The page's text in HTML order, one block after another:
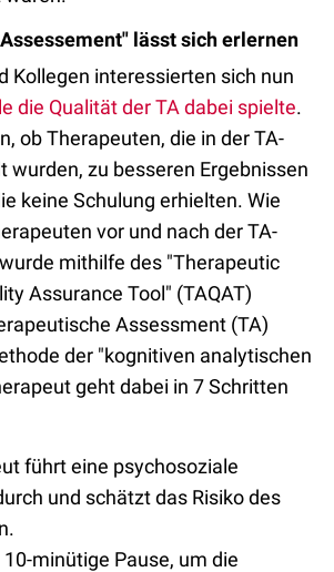
lässt sich erlernen
Kollegen interessierten sich nun
die Qualität der TA dabei spielte.
ob Therapeuten, die in der TA-
wurden, zu besseren Ergebnissen
keine Schulung erhielten. Wie
vor und nach der TA-
mithilfe des "Therapeutic
Assurance Tool" (TAQAT)
Assessment (TA)
der "kognitiven analytischen
geht dabei in 7 Schritten
führt eine psychosoziale
und schätzt das Risiko des
minütige Pause, um die